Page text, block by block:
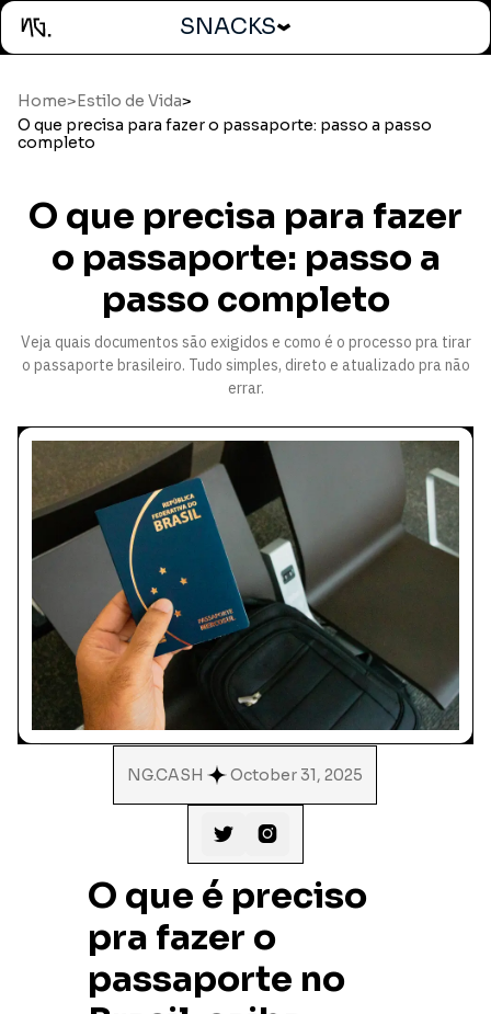
SNACKS
Home> Estilo de Vida>
O que precisa para fazer o passaporte: passo a passo
completo
O que precisa para fazer
o passaporte: passo a
passo completo
Veja quais documentos são exigidos e como é o processo pra tirar
o passaporte brasileiro. Tudo simples, direto e atualizado pra não
errar.
NG.CASH October 31, 2025
 
O que é preciso
pra fazer o
passaporte no